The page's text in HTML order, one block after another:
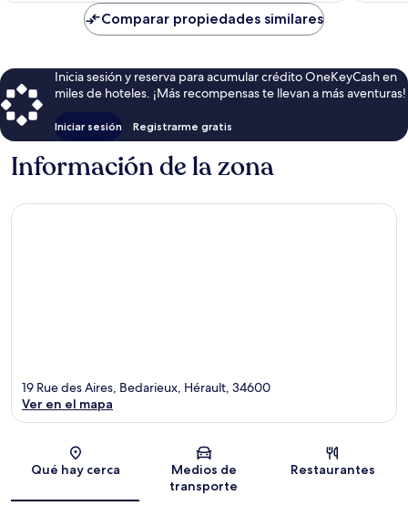
de
$121
Comparar propiedades similares
Inicia sesión y reserva para acumular crédito OneKeyCash en
miles de hoteles. ¡Más recompensas te llevan a más aventuras!
Iniciar sesión Registrarme gratis
Información de la zona
Sección del mapa
19 Rue des Aires, Bedarieux, Hérault, 34600
Ver en el mapa
Qué hay cerca
Medios de
transporte
Restaurantes